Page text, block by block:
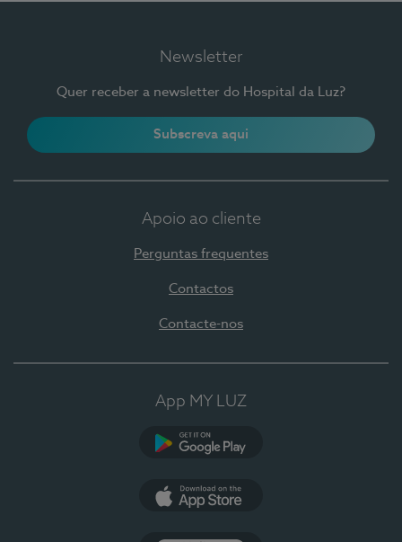
Newsletter
Quer receber a newsletter do Hospital da Luz?
Subscreva aqui
Apoio ao cliente
Perguntas frequentes
Contactos
Contacte-nos
App MY LUZ